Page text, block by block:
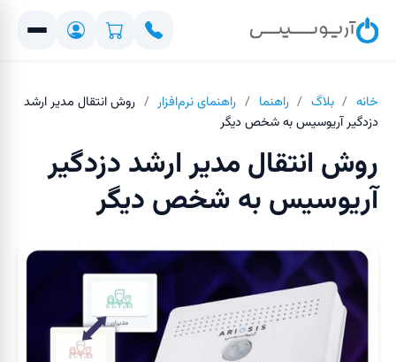
خانه / بلاگ / راهنما / راهنمای نرم‌افزار / روش انتقال مدیر ارشد
دزدگیر آریوسیس به شخص دیگر
روش انتقال مدیر ارشد دزدگیر
آریوسیس به شخص دیگر